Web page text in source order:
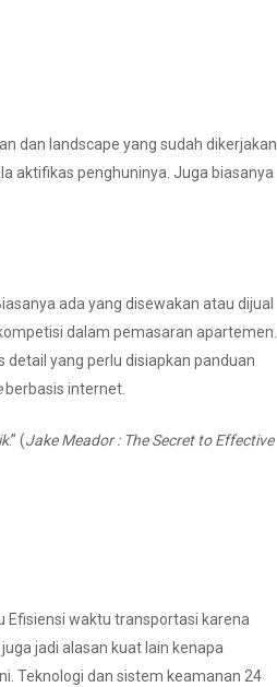
dan landscape yang sudah dikerjakan
aktifikas penghuninya. Juga biasanya
ada yang disewakan atau dijual
dalam pemasaran apartemen.
yang perlu disiapkan panduan
berbasis internet.
.” (Jake Meador : The Secret to Effective
Efisiensi waktu transportasi karena
jadi alasan kuat lain kenapa
Teknologi dan sistem keamanan 24